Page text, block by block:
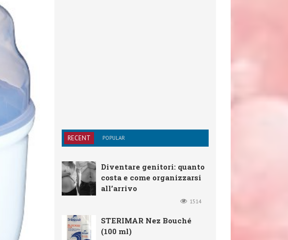
RECENT POPULAR
Diventare genitori: quanto
costa e come organizzarsi
all’arrivo
1514
STERIMAR Nez Bouché
(100 ml)